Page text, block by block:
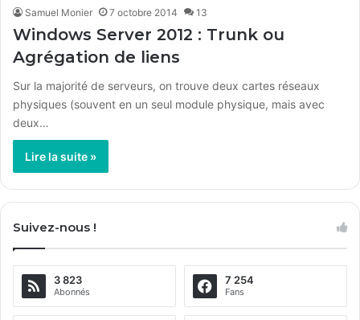
Samuel Monier 7 octobre 2014 13
Windows Server 2012 : Trunk ou
Agrégation de liens
Sur la majorité de serveurs, on trouve deux cartes réseaux
physiques (souvent en un seul module physique, mais avec
deux…
Lire la suite »
Suivez-nous !
3 823
Abonnés
7 254
Fans